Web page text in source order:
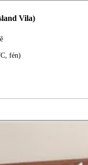
Vila)
fén)